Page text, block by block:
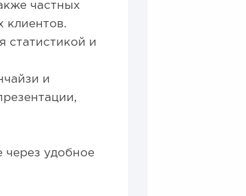
частных
клиентов.
статистикой и
и
через удобное